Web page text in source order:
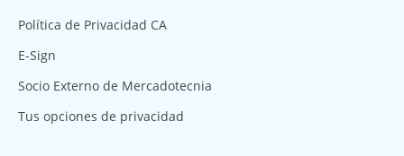
Política de Privacidad CA
E-Sign
Socio Externo de Mercadotecnia
Tus opciones de privacidad